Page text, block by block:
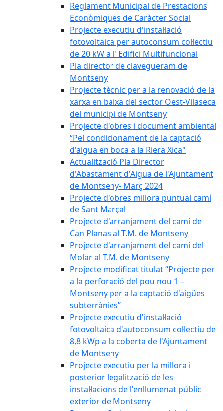
Reglament Municipal de Prestacions
Econòmiques de Caràcter Social
Projecte executiu d'instal·lació
fotovoltaica per autoconsum col·lectiu
de 20 kW a l' Edifici Multifuncional
Pla director de clavegueram de
Montseny
Projecte tècnic per a la renovació de la
xarxa en baixa del sector Oest-Vilaseca
del municipi de Montseny
Projecte d'obres i document ambiental
“Pel condicionament de la captació
d'aigua en boca a la Riera Xica"
Actualització Pla Director
d'Abastament d'Aigua de l'Ajuntament
de Montseny- Març 2024
Projecte d'obres millora puntual camí
de Sant Marçal
Projecte d'arranjament del camí de
Can Planas al T.M. de Montseny
Projecte d'arranjament del camí del
Molar al T.M. de Montseny
Projecte modificat titulat “Projecte per
a la perforació del pou nou 1 –
Montseny per a la captació d'aigües
subterrànies”
Projecte executiu d'instal·lació
fotovoltaica d'autoconsum col·lectiu de
8,8 kWp a la coberta de l'Ajuntament
de Montseny
Projecte executiu per la millora i
posterior legalització de les
instal·lacions de l'enllumenat públic
exterior de Montseny